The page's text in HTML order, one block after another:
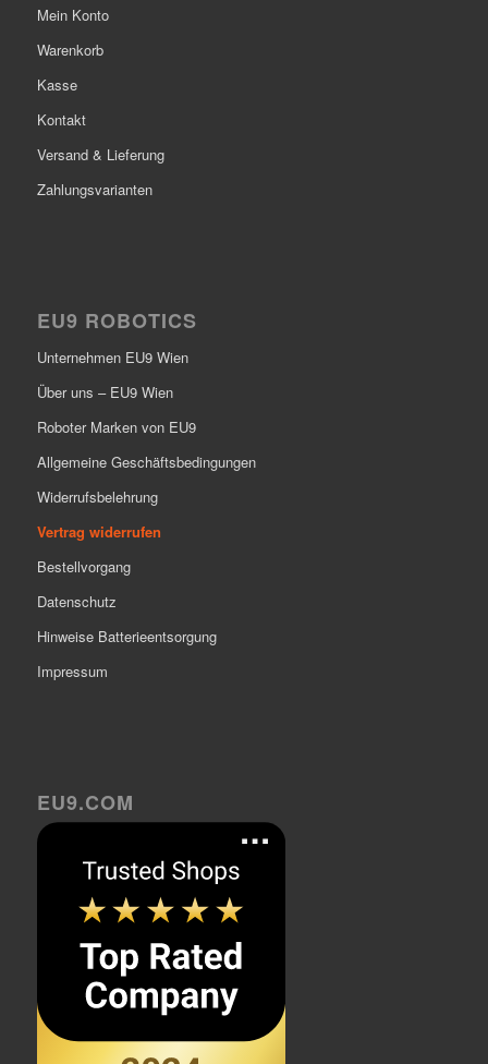
Mein Konto
Warenkorb
Kasse
Kontakt
Versand & Lieferung
Zahlungsvarianten
EU9 ROBOTICS
Unternehmen EU9 Wien
Über uns – EU9 Wien
Roboter Marken von EU9
Allgemeine Geschäftsbedingungen
Widerrufsbelehrung
Vertrag widerrufen
Bestellvorgang
Datenschutz
Hinweise Batterieentsorgung
Impressum
EU9.COM